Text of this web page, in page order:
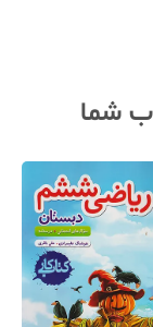
شما